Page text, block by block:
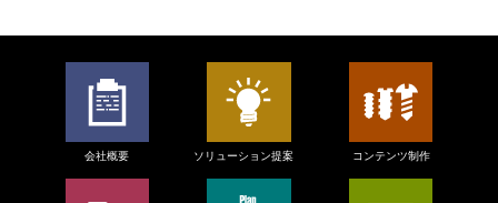
会社概要 ソリューション提案 コンテンツ制作